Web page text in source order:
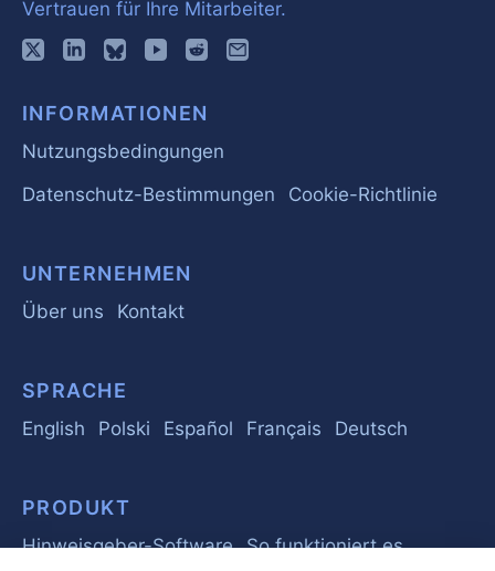
Vertrauen für Ihre Mitarbeiter.
INFORMATIONEN
Nutzungsbedingungen
Datenschutz-Bestimmungen
Cookie-Richtlinie
UNTERNEHMEN
Über uns Kontakt
SPRACHE
English Polski Español Français Deutsch
PRODUKT
Hinweisgeber-Software So funktioniert es